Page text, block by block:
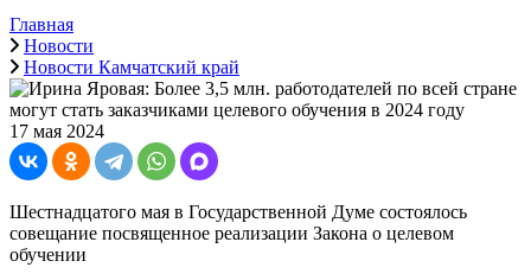
Главная
Новости
Новости Камчатский край
17 мая 2024
Шестнадцатого мая в Государственной Думе состоялось
совещание посвященное реализации Закона о целевом
обучении